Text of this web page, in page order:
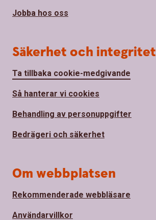
Jobba hos oss
Säkerhet och integritet
Ta tillbaka cookie-medgivande
Så hanterar vi cookies
Behandling av personuppgifter
Bedrägeri och säkerhet
Om webbplatsen
Rekommenderade webbläsare
Användarvillkor